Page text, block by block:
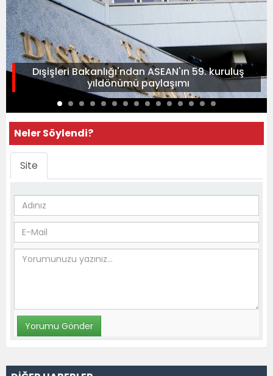
Dışişleri Bakanlığı'ndan ASEAN'ın 59. kuruluş
yıldönümü paylaşımı
Neler Söylendi?
Site